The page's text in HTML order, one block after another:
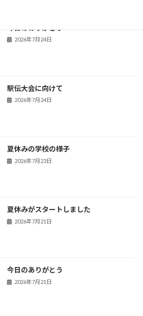
今日のありがとう
2026年7月24日
駅伝大会に向けて
2026年7月24日
夏休みの学校の様子
2026年7月23日
夏休みがスタートしました
2026年7月21日
今日のありがとう
2026年7月21日